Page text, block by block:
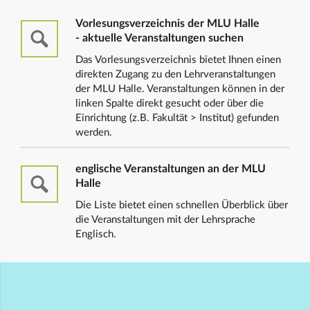
Vorlesungsverzeichnis der MLU Halle
- aktuelle Veranstaltungen suchen
Das Vorlesungsverzeichnis bietet Ihnen einen
direkten Zugang zu den Lehrveranstaltungen
der MLU Halle. Veranstaltungen können in der
linken Spalte direkt gesucht oder über die
Einrichtung (z.B. Fakultät > Institut) gefunden
werden.
englische Veranstaltungen an der MLU
Halle
Die Liste bietet einen schnellen Überblick über
die Veranstaltungen mit der Lehrsprache
Englisch.